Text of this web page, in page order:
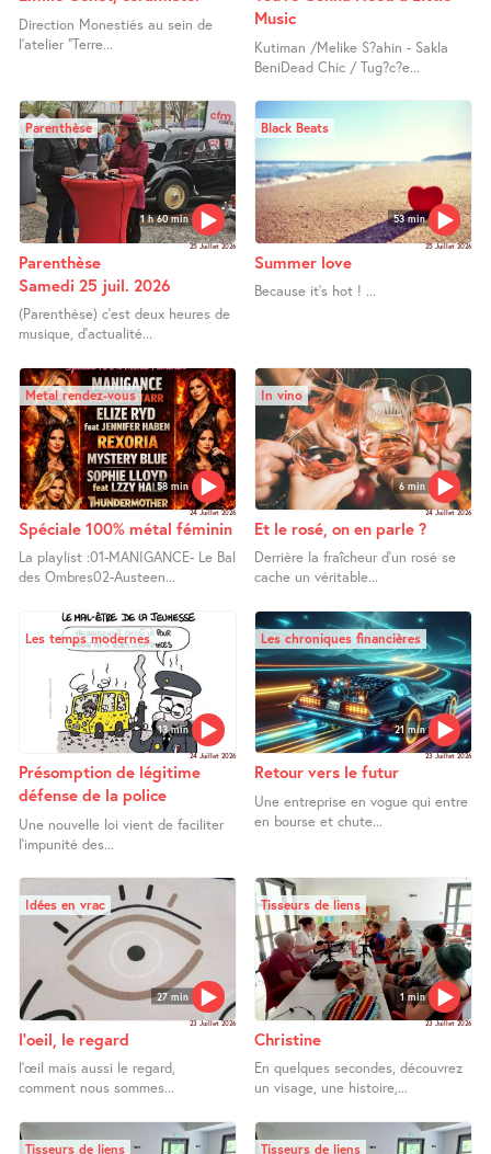
Direction Monestiés au sein de
l’atelier "Terre...
Music
Kutiman /Melike S?ahin - Sakla
BeniDead Chic / Tug?c?e...
1 h 60 min
Parenthèse
25 Juillet 2026
Parenthèse
Samedi 25 juil. 2026
(Parenthèse) c’est deux heures de
musique, d’actualité...
53 min
Black Beats
25 Juillet 2026
Summer love
Because it’s hot ! ...
58 min
Metal rendez-vous
24 Juillet 2026
Spéciale 100% métal féminin
La playlist :01-MANIGANCE- Le Bal
des Ombres02-Austeen...
6 min
In vino
24 Juillet 2026
Et le rosé, on en parle ?
Derrière la fraîcheur d’un rosé se
cache un véritable...
13 min
Les temps modernes
24 Juillet 2026
Présomption de légitime
défense de la police
Une nouvelle loi vient de faciliter
l’impunité des...
21 min
Les chroniques financières
23 Juillet 2026
Retour vers le futur
Une entreprise en vogue qui entre
en bourse et chute...
27 min
Idées en vrac
23 Juillet 2026
l’oeil, le regard
l’œil mais aussi le regard,
comment nous sommes...
1 min
Tisseurs de liens
23 Juillet 2026
Christine
En quelques secondes, découvrez
un visage, une histoire,...
Tisseurs de liens Tisseurs de liens